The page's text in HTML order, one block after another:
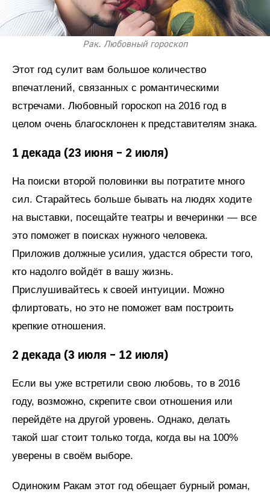
Рак. Любовный гороскоп
Этот год сулит вам большое количество
впечатлений, связанных с романтическими
встречами. Любовный гороскоп на 2016 год в
целом очень благосклонен к представителям знака.
1 декада (23 июня – 2 июля)
На поиски второй половинки вы потратите много
сил. Старайтесь больше бывать на людях ходите
на выставки, посещайте театры и вечеринки — все
это поможет в поисках нужного человека.
Приложив должные усилия, удастся обрести того,
кто надолго войдёт в вашу жизнь.
Прислушивайтесь к своей интуиции. Можно
флиртовать, но это не поможет вам построить
крепкие отношения.
2 декада (3 июля – 12 июля)
Если вы уже встретили свою любовь, то в 2016
году, возможно, скрепите свои отношения или
перейдёте на другой уровень. Однако, делать
такой шаг стоит только тогда, когда вы на 100%
уверены в своём выборе.
Одиноким Ракам этот год обещает бурный роман,